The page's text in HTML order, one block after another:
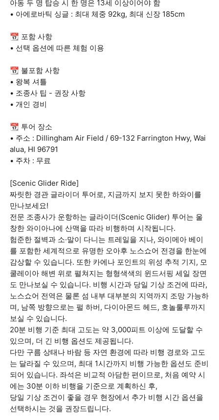
아동 두 명 탑승 시 한 명은 13세 이상이어야 함
• 아에로바틱 싱글 : 최대 체중 92kg, 최대 신장 185cm
📆 포함 사항
• 선택 옵션에 따른 체험 이용
📆 불포함 사항
• 왕복 셔틀
• 조종사 팁 - 권장 사항
• 개인 경비
📆 투어 장소
• 주소 : Dillingham Air Field / 69-132 Farrington Hwy, Wai
alua, HI 96791
• 주차 : 무료
[Scenic Glider Ride]
짜릿한 경관 글라이더 투어로, 지금까지 보지 못한 하와이를
만나보세요!
전문 조종사가 운항하는 글라이더(Scenic Glider) 투어는 울
창한 와이아나에 산맥을 따라 비행하며 시작됩니다.
험준한 절벽과 소·말이 다니는 트레일을 지나, 와이메아 베이
를 포함한 세계적으로 유명한 오아후 노스쇼어 전경을 한눈에
감상할 수 있습니다. 또한 카에나 포인트의 위성 추적 기지, 모
쿨레이아 해변 위로 펼쳐지는 형형색색의 윈드서핑 세일 장면
도 만나보실 수 있습니다. 비행 시간과 당일 기상 조건에 따라,
노스쇼어 전역은 물론 섬 내부 대부분의 지역까지 조망 가능하
며, 남쪽 방향으로는 펄 하버, 다이아몬드 헤드, 호놀룰루까지
보실 수 있습니다.
20분 비행 기준 최대 고도는 약 3,000피트 이상에 도달할 수
있으며, 더 긴 비행 옵션도 제공됩니다.
다만 구름 상태나 바람 등 자연 환경에 따라 비행 경로와 고도
는 달라질 수 있으며, 최대 1시간까지 비행 가능한 옵션도 준비
되어 있습니다. 좌석은 비교적 아담한 편이므로, 처음 예약 시
에는 30분 이하 비행을 기준으로 계획하신 후,
당일 기상 조건이 좋을 경우 현장에서 추가 비행 시간 옵션을
선택하시는 것을 권장드립니다.